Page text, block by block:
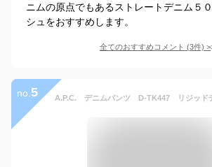
ニムの原点でもあるストレートデニム５
シュをおすすめします。
全てのおすすめコメント (3件) >
no. 5